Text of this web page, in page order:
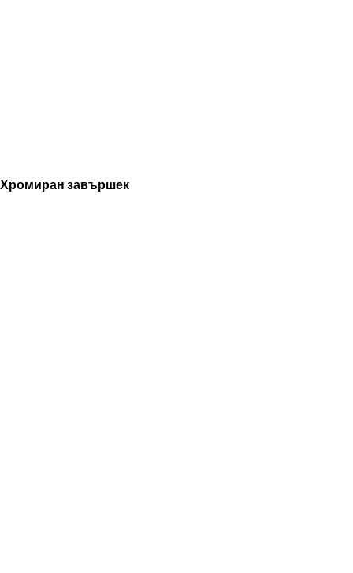
Хромиран завършек